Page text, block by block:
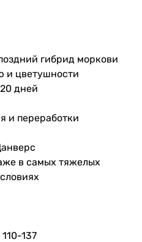
гибрид моркови
и цветушности
дней
и переработки
в самых тяжелых
137